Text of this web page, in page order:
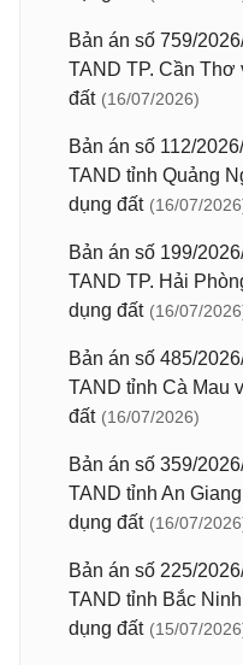
Bản án số 759/
TAND TP. Cần Thơ
đất (16/07/2026)
Bản án số 112/
TAND tỉnh Quảng
dụng đất (16/07/
Bản án số 199/
TAND TP. Hải
dụng đất (16/07/
Bản án số 485/
TAND tỉnh Cà Mau
đất (16/07/2026)
Bản án số 359/
TAND tỉnh An
dụng đất (16/07/
Bản án số 225/
TAND tỉnh Bắc
dụng đất (15/07/